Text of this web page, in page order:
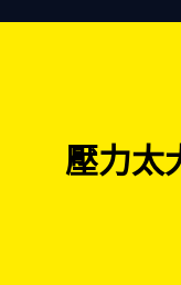
壓力太